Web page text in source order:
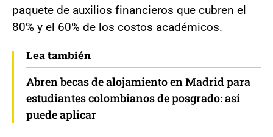
paquete de auxilios financieros que cubren el
80% y el 60% de los costos académicos.
Lea también
Abren becas de alojamiento en Madrid para
estudiantes colombianos de posgrado: así
puede aplicar